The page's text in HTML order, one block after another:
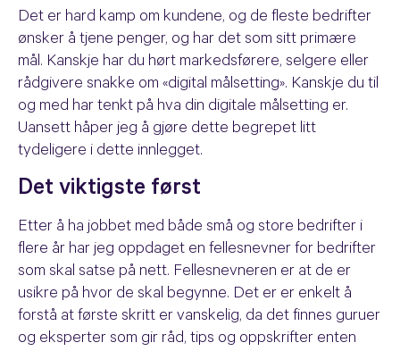
Det er hard kamp om kundene, og de fleste bedrifter
ønsker å tjene penger, og har det som sitt primære
mål. Kanskje har du hørt markedsførere, selgere eller
rådgivere snakke om «digital målsetting». Kanskje du til
og med har tenkt på hva din digitale målsetting er.
Uansett håper jeg å gjøre dette begrepet litt
tydeligere i dette innlegget.
Det viktigste først
Etter å ha jobbet med både små og store bedrifter i
flere år har jeg oppdaget en fellesnevner for bedrifter
som skal satse på nett. Fellesnevneren er at de er
usikre på hvor de skal begynne. Det er er enkelt å
forstå at første skritt er vanskelig, da det finnes guruer
og eksperter som gir råd, tips og oppskrifter enten